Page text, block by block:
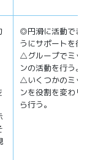
◎円滑に活動でき
うにサポートを行
△グループでミッ
ンの活動を行う。
△いくつかのミッ
ンを役割を変わり
ら行う。